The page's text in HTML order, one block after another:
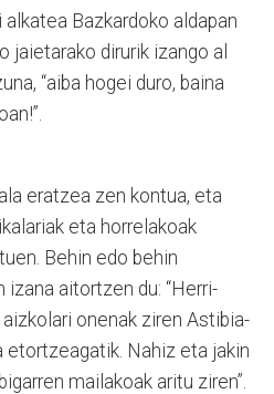
alkatea Bazkardoko aldapan
jaietarako dirurik izango al
“aiba hogei duro, baina
eratzea zen kontua, eta
eta horrelakoak
Behin edo behin
aitortzen du: “Herri-
onenak ziren Astibia-
etortzeagatik. Nahiz eta jakin
mailakoak aritu ziren”.